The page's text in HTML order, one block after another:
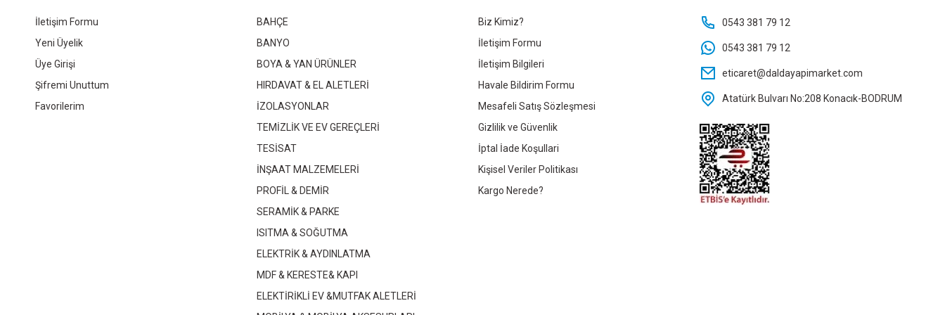
Gönder
Whatsapp İletişim Whatsapp İletişim Whatsapp İletişim Whatsapp İletişim
30X60 FANTASIA BLUE MOTIF
İletişim Formu
Yeni Üyelik
Üye Girişi
Şifremi Unuttum
Favorilerim
BAHÇE
BANYO
BOYA & YAN ÜRÜNLER
HIRDAVAT & EL ALETLERİ
İZOLASYONLAR
TEMİZLİK VE EV GEREÇLERİ
TESİSAT
İNŞAAT MALZEMELERİ
PROFİL & DEMİR
SERAMİK & PARKE
ISITMA & SOĞUTMA
ELEKTRİK & AYDINLATMA
MDF & KERESTE& KAPI
ELEKTİRİKLİ EV &MUTFAK ALETLERİ
Biz Kimiz?
İletişim Formu
İletişim Bilgileri
Havale Bildirim Formu
Mesafeli Satış Sözleşmesi
Gizlilik ve Güvenlik
İptal İade Koşullari
Kişisel Veriler Politikası
Kargo Nerede?
0543 381 79 12
0543 381 79 12
eticaret@daldayapimarket.com
Atatürk Bulvarı No:208 Konacık-BODRUM